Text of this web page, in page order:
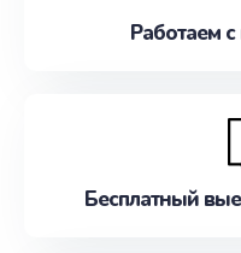
Работаем
Бесплатный